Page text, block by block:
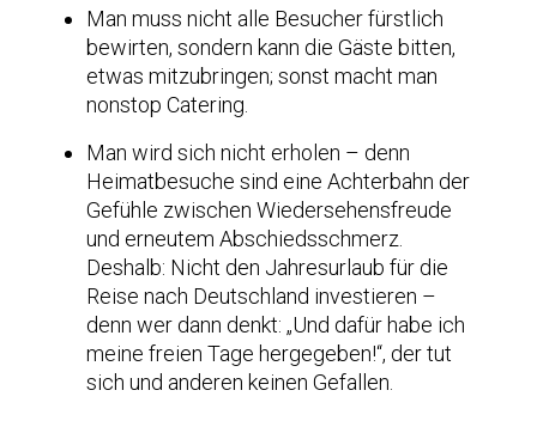
Man muss nicht alle Besucher fürstlich
bewirten, sondern kann die Gäste bitten,
etwas mitzubringen; sonst macht man
nonstop Catering.
Man wird sich nicht erholen – denn
Heimatbesuche sind eine Achterbahn der
Gefühle zwischen Wiedersehensfreude
und erneutem Abschiedsschmerz.
Deshalb: Nicht den Jahresurlaub für die
Reise nach Deutschland investieren –
denn wer dann denkt: „Und dafür habe ich
meine freien Tage hergegeben!“, der tut
sich und anderen keinen Gefallen.